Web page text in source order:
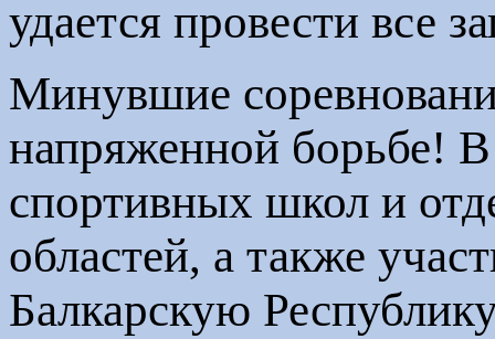
удается провести все
Минувшие
напряженной борьбе!
спортивных школ и
областей, а также
Балкарскую